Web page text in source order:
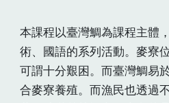
本課程以臺灣鯛為課程主體
術、國語的系列活動。麥寮
可謂十分艱困。而臺灣鯛易
合麥寮養殖。而漁民也透過